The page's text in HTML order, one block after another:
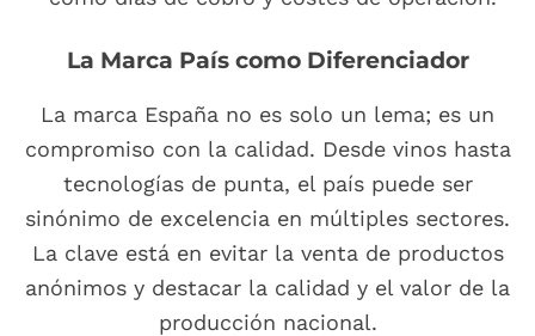
La Marca País como Diferenciador
La marca España no es solo un lema; es un
compromiso con la calidad. Desde vinos hasta
tecnologías de punta, el país puede ser
sinónimo de excelencia en múltiples sectores.
La clave está en evitar la venta de productos
anónimos y destacar la calidad y el valor de la
producción nacional.